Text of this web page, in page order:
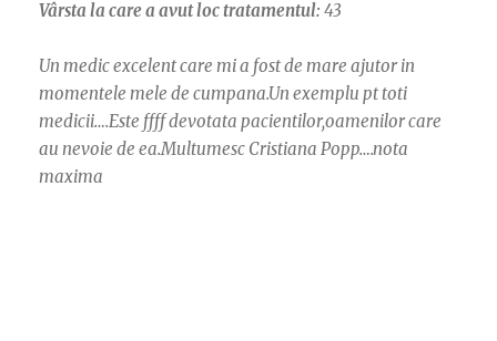
Vârsta la care a avut loc tratamentul: 43
Un medic excelent care mi a fost de mare ajutor in
momentele mele de cumpana.Un exemplu pt toti
medicii….Este ffff devotata pacientilor,oamenilor care
au nevoie de ea.Multumesc Cristiana Popp….nota
maxima